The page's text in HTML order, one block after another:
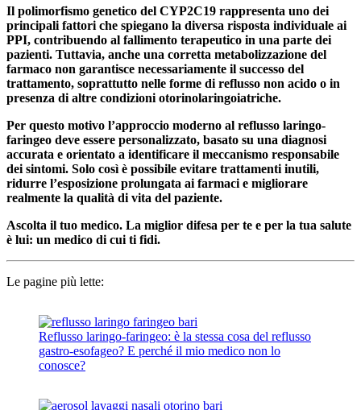
Il polimorfismo genetico del CYP2C19 rappresenta uno dei
principali fattori che spiegano la diversa risposta individuale ai
PPI, contribuendo al fallimento terapeutico in una parte dei
pazienti. Tuttavia, anche una corretta metabolizzazione del
farmaco non garantisce necessariamente il successo del
trattamento, soprattutto nelle forme di reflusso non acido o in
presenza di altre condizioni otorinolaringoiatriche.
Per questo motivo l’approccio moderno al reflusso laringo-
faringeo deve essere personalizzato, basato su una diagnosi
accurata e orientato a identificare il meccanismo responsabile
dei sintomi. Solo così è possibile evitare trattamenti inutili,
ridurre l’esposizione prolungata ai farmaci e migliorare
realmente la qualità di vita del paziente.
Ascolta il tuo medico. La miglior difesa per te e per la tua salute
è lui: un medico di cui ti fidi.
Le pagine più lette:
Reflusso laringo-faringeo: è la stessa cosa del reflusso
gastro-esofageo? E perché il mio medico non lo
conosce?